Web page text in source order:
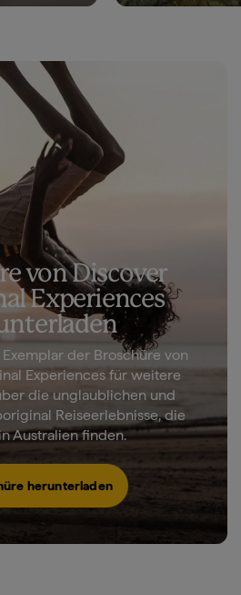
von Discover
Experiences
der Broschüre von
Experiences für weitere
die unglaublichen und
Reiseerlebnisse, die
Australien finden.
herunterladen